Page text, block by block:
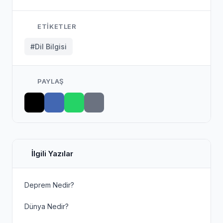
ETIKETLER
#Dil Bilgisi
PAYLAŞ
İlgili Yazılar
Deprem Nedir?
Dünya Nedir?